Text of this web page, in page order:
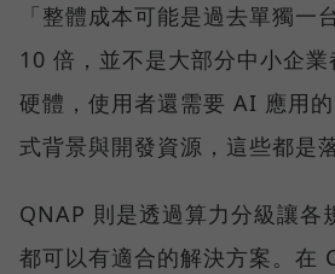
「整體成本可能是過去單獨一
10 倍，並不是大部分中小企
硬體，使用者還需要 AI 應用
式背景與開發資源，這些都是
QNAP 則是透過算力分級讓各
都可以有適合的解決方案。